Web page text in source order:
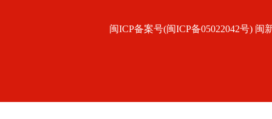
闽ICP备案号(闽ICP备05022042号) 闽